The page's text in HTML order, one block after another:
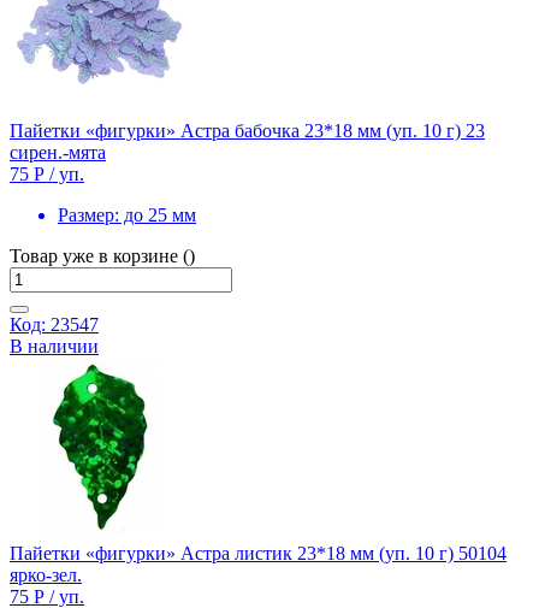
Пайетки «фигурки» Астра бабочка 23*18 мм (уп. 10 г) 23
сирен.-мята
75 Р / уп.
Размер: до 25 мм
Товар уже в корзине ()
Код: 23547
В наличии
Пайетки «фигурки» Астра листик 23*18 мм (уп. 10 г) 50104
ярко-зел.
75 Р / уп.